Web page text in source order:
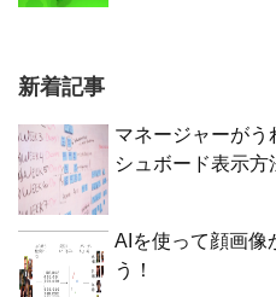
新着記事
マネージャーがう
シュボード表示方
AIを使って顔画像
う！